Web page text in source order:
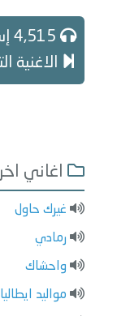
الاغنية
اغاني
غيرك حاول
رمادي
واحشاك
مواليد ايطاليا